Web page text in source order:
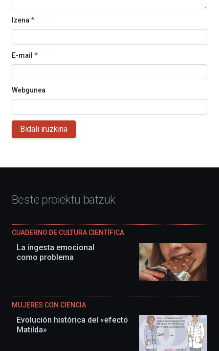
Izena *
E-mail *
Webgunea
Bidali iruzkina
Beste proiektu batzuk
CUADERNO DE CULTURA CIENTÍFICA
La ingesta emocional
como problema
MUJERES CON CIENCIA
Evolución histórica del «efecto
Matilda»